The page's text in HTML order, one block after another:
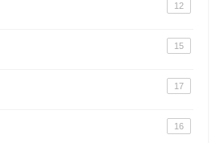
12
15
17
16